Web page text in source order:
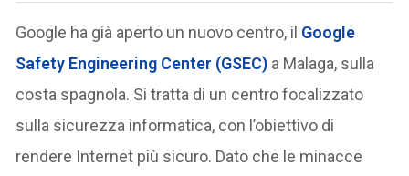
Google ha già aperto un nuovo centro, il Google
Safety Engineering Center (GSEC) a Malaga, sulla
costa spagnola. Si tratta di un centro focalizzato
sulla sicurezza informatica, con l’obiettivo di
rendere Internet più sicuro. Dato che le minacce